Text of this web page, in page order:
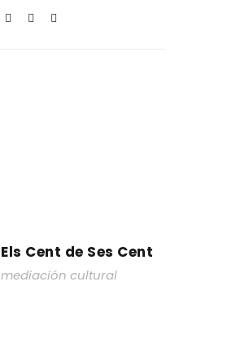
ELS CENT DE
SES CENT
Els Cent de Ses Cent
mediación cultural